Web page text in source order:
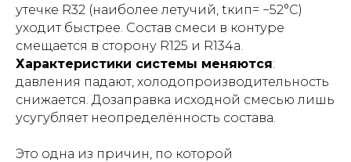
утечке R32 (наиболее летучий, tкип= −52°C)
уходит быстрее. Состав смеси в контуре
смещается в сторону R125 и R134a.
Характеристики системы меняются:
давления падают, холодопроизводительность
снижается. Дозаправка исходной смесью лишь
усугубляет неопределённость состава.
Это одна из причин, по которой